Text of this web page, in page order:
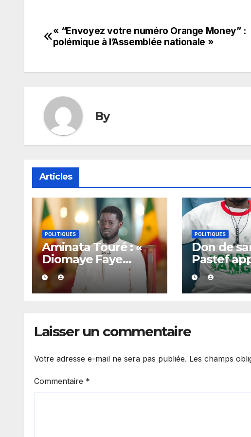
Navigation
l’article
« “Envoyez votre numéro Orange Money” :
polémique à l’Assemblée nationale »
By
Articles
POLITIQUES
Aminata Touré : «
Diomaye Faye
dispose de toute
l’année 2027 pour
organiser les
POLITIQUES
Don de
Pastef
militants,
tous les
Laisser un commentaire
Votre adresse e-mail ne sera pas publiée. Les champs
Commentaire *